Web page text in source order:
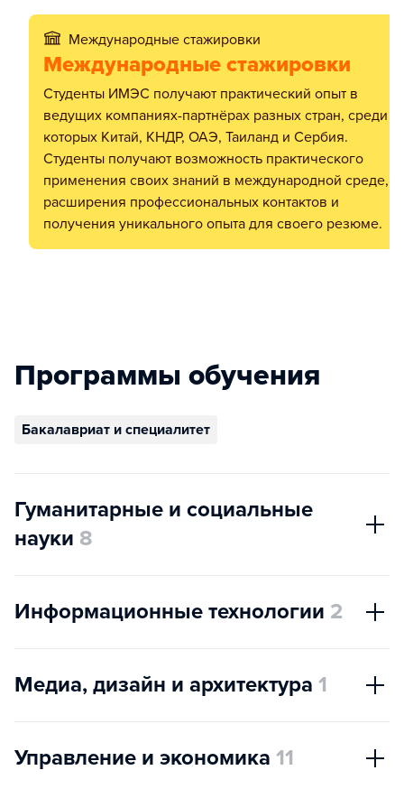
Международные стажировки
Международные стажировки
Студенты ИМЭС получают практический опыт в
ведущих компаниях-партнёрах разных стран, среди
которых Китай, КНДР, ОАЭ, Таиланд и Сербия.
Студенты получают возможность практического
применения своих знаний в международной среде,
расширения профессиональных контактов и
получения уникального опыта для своего резюме.
Программы обучения
Бакалавриат и специалитет
Гуманитарные и социальные
науки 8
Информационные технологии 2
Медиа, дизайн и архитектура 1
Управление и экономика 11